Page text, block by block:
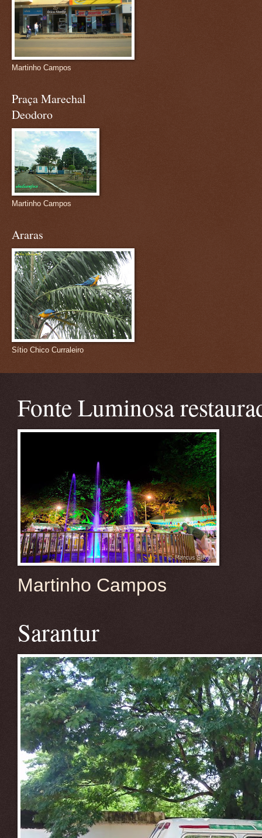
Martinho Campos
Praça Marechal
Deodoro
Martinho Campos
Araras
Sítio Chico Curraleiro
Fonte Luminosa
Martinho Campos
Sarantur